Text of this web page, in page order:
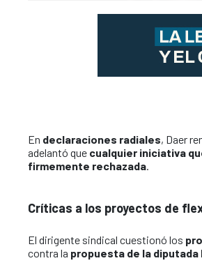
En declaraciones radiales, Daer
adelantó que cualquier iniciativa
firmemente rechazada.
Críticas a los proyectos de
El dirigente sindical cuestionó los
contra la propuesta de la diputada